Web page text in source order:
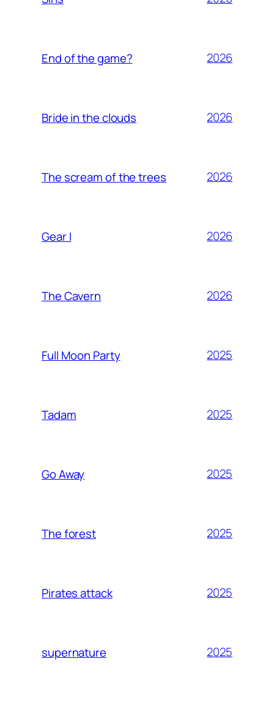
End of the game? 2026
Bride in the clouds 2026
The scream of the trees 2026
Gear I 2026
The Cavern 2026
Full Moon Party 2025
Tadam 2025
Go Away 2025
The forest 2025
Pirates attack 2025
supernature 2025